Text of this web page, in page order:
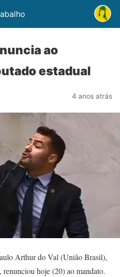
ao
estadual
4 anos atrás
Arthur do Val (União Brasil),
hoje (20) ao mandato.